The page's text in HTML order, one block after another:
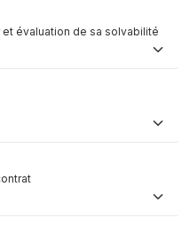
évaluation de sa solvabilité